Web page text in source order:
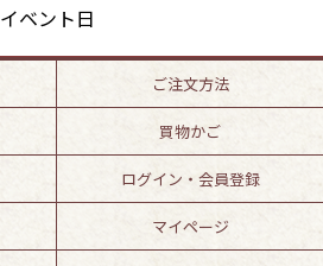
イベント日
ご注文方法
買物かご
ログイン・会員登録
マイページ